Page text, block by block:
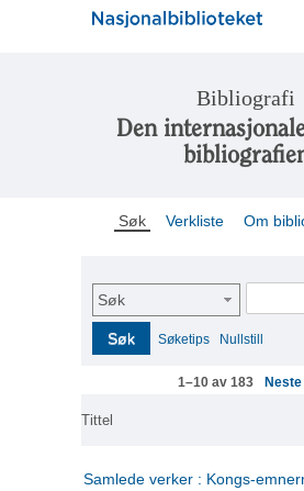
Bibliografi
Den
Søk Verkliste Om
Søk
Søk Søketips Nullstill
1–10 av 183 Neste
Tittel
Samlede verker : Kongs-